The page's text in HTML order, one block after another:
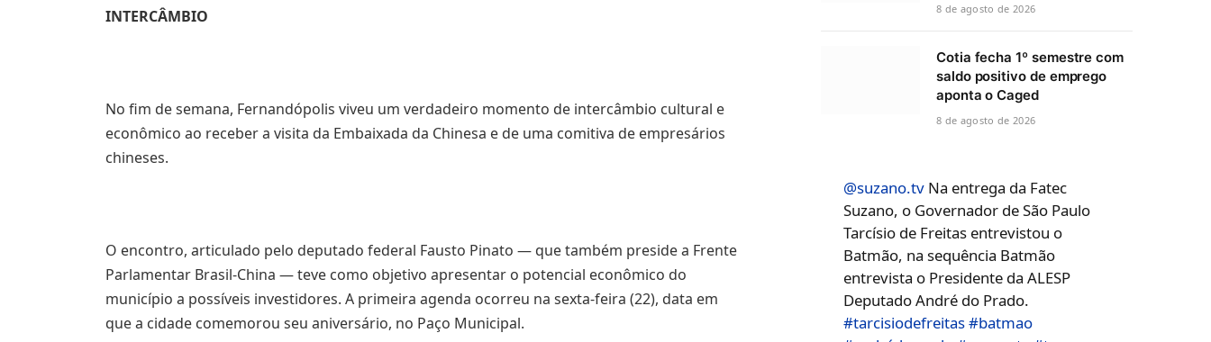
INTERCÂMBIO
No fim de semana, Fernandópolis viveu um verdadeiro momento de intercâmbio cultural e
econômico ao receber a visita da Embaixada da Chinesa e de uma comitiva de empresários
chineses.
O encontro, articulado pelo deputado federal Fausto Pinato — que também preside a Frente
Parlamentar Brasil-China — teve como objetivo apresentar o potencial econômico do
município a possíveis investidores. A primeira agenda ocorreu na sexta-feira (22), data em
que a cidade comemorou seu aniversário, no Paço Municipal.
8 de agosto de 2026
Cotia fecha 1º semestre com
saldo positivo de emprego
aponta o Caged
8 de agosto de 2026
@suzano.tv Na entrega da Fatec
Suzano, o Governador de São Paulo
Tarcísio de Freitas entrevistou o
Batmão, na sequência Batmão
entrevista o Presidente da ALESP
Deputado André do Prado.
#tarcisiodefreitas#batmao